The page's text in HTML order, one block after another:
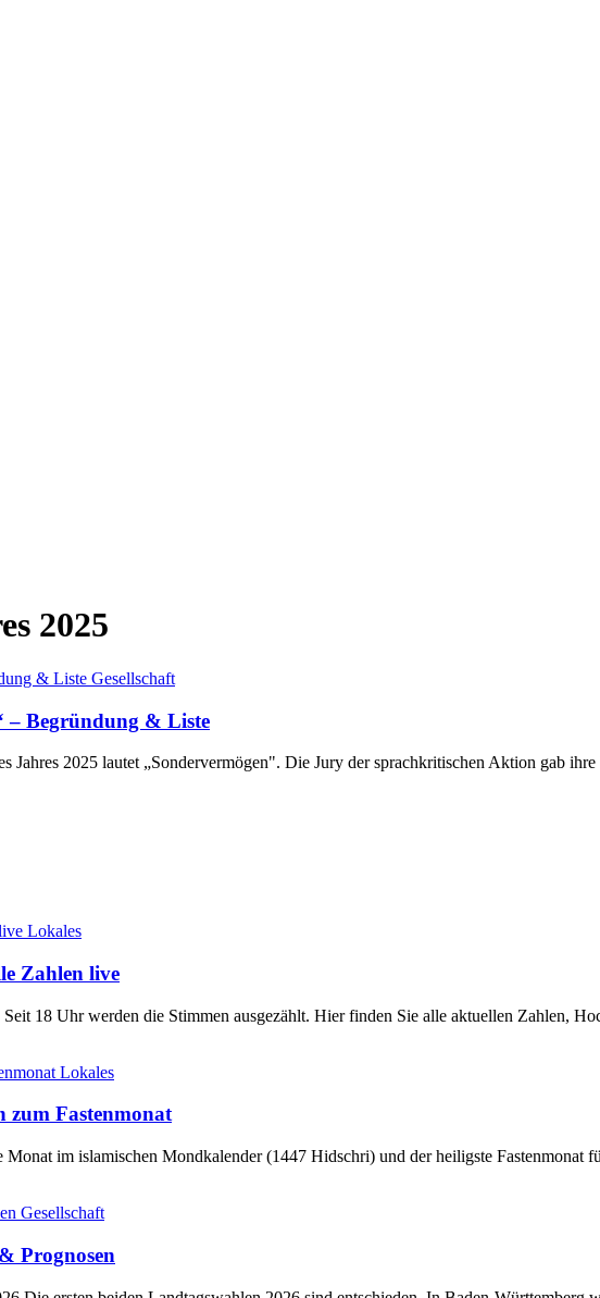
2025
Gesellschaft
– Begründung & Liste
Jahres 2025 lautet „Sondervermögen". Die Jury der sprachkritischen Aktion gab
Lokales
Zahlen live
18 Uhr werden die Stimmen ausgezählt. Hier finden Sie alle aktuellen Zahlen,
Lokales
zum Fastenmonat
Monat im islamischen Mondkalender (1447 Hidschri) und der heiligste Fastenmonat
Gesellschaft
Prognosen